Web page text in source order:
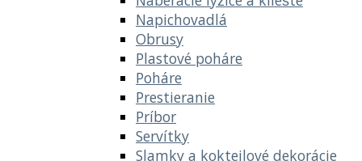
Napichovadlá
Obrusy
Plastové poháre
Poháre
Prestieranie
Príbor
Servítky
Slamky a koktejlové dekorácie